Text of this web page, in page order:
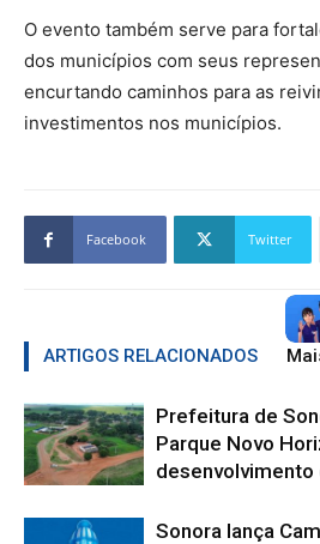
O evento também serve para
dos municípios com seus
encurtando caminhos para as
investimentos nos municípios.
Facebook Twitter
ARTIGOS RELACIONADOS
Prefeitura de
Parque Novo
desenvolvimento
Sonora lança